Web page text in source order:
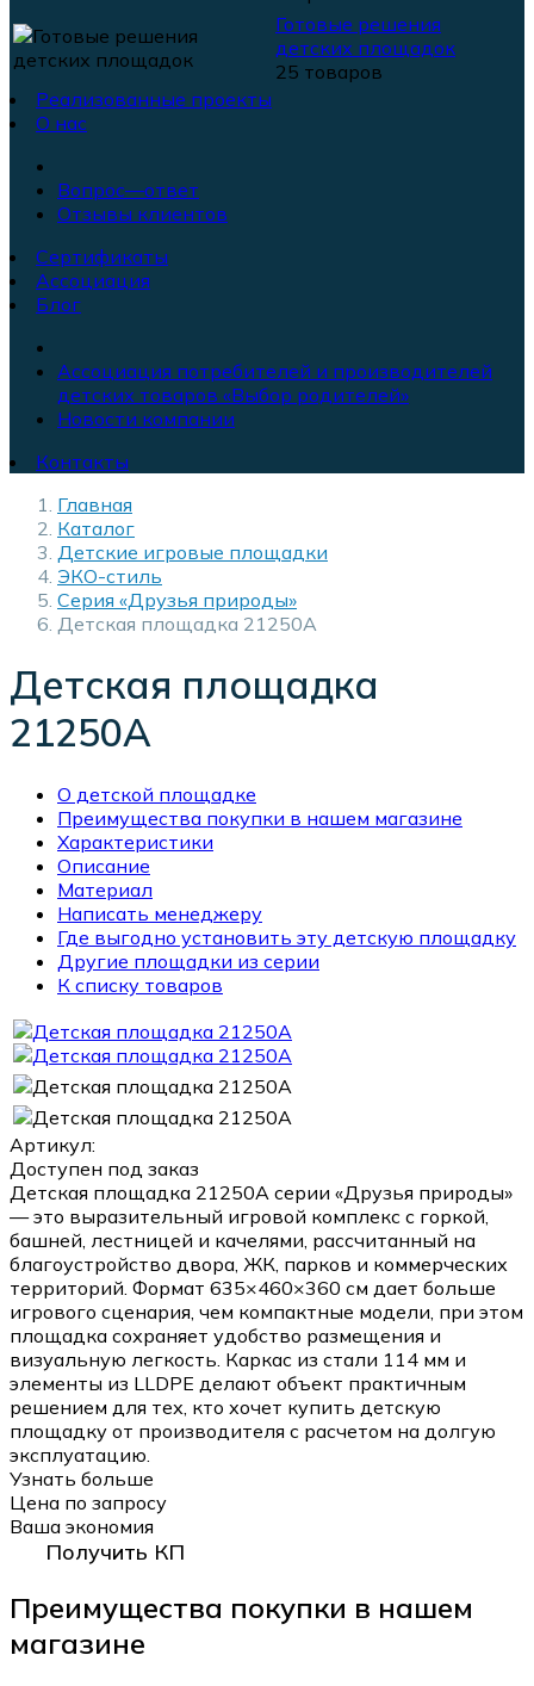
Готовые решения
детских площадок
25 товаров
Реализованные проекты
О нас
Вопрос—ответ
Отзывы клиентов
Сертификаты
Ассоциация
Блог
Ассоциация потребителей и производителей
детских товаров «Выбор родителей»
Новости компании
Контакты
Главная
Каталог
Детские игровые площадки
ЭКО-стиль
Серия «Друзья природы»
Детская площадка 21250А
Детская площадка
21250А
О детской площадке
Преимущества покупки в нашем магазине
Характеристики
Описание
Материал
Написать менеджеру
Где выгодно установить эту детскую площадку
Другие площадки из серии
К списку товаров
Артикул:
Доступен под заказ
Детская площадка 21250A серии «Друзья природы»
— это выразительный игровой комплекс с горкой,
башней, лестницей и качелями, рассчитанный на
благоустройство двора, ЖК, парков и коммерческих
территорий. Формат 635×460×360 см дает больше
игрового сценария, чем компактные модели, при этом
площадка сохраняет удобство размещения и
визуальную легкость. Каркас из стали 114 мм и
элементы из LLDPE делают объект практичным
решением для тех, кто хочет купить детскую
площадку от производителя с расчетом на долгую
эксплуатацию.
Узнать больше
Цена по запросу
Ваша экономия
Получить КП
Преимущества покупки в нашем
магазине